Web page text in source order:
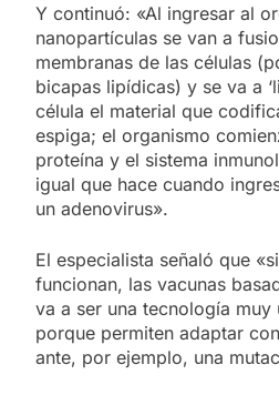
Y continuó: «Al ingresar al
nanopartículas se van a
membranas de las células
bicapas lipídicas) y se va a
célula el material que
espiga; el organismo
proteína y el sistema
igual que hace cuando
un adenovirus».
El especialista señaló que
funcionan, las vacunas
va a ser una tecnología muy
porque permiten adaptar
ante, por ejemplo, una